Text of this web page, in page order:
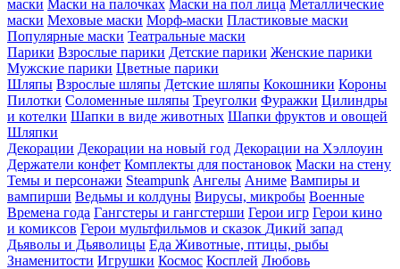
маски Маски на палочках Маски на пол лица Металлические
маски Меховые маски Морф-маски Пластиковые маски
Популярные маски Театральные маски
Парики Взрослые парики Детские парики Женские парики
Мужские парики Цветные парики
Шляпы Взрослые шляпы Детские шляпы Кокошники Короны
Пилотки Соломенные шляпы Треуголки Фуражки Цилиндры
и котелки Шапки в виде животных Шапки фруктов и овощей
Шляпки
Декорации Декорации на новый год Декорации на Хэллоуин
Держатели конфет Комплекты для постановок Маски на стену
Темы и персонажи Steampunk Ангелы Аниме Вампиры и
вампирши Ведьмы и колдуны Вирусы, микробы Военные
Времена года Гангстеры и гангстерши Герои игр Герои кино
и комиксов Герои мультфильмов и сказок Дикий запад
Дьяволы и Дьяволицы Еда Животные, птицы, рыбы
Знаменитости Игрушки Космос Косплей Любовь